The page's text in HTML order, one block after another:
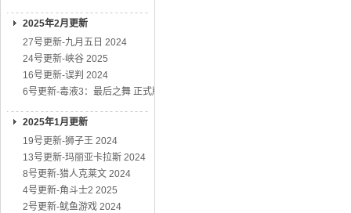
2025年2月更新
27号更新-九月五日 2024
24号更新-峡谷 2025
16号更新-误判 2024
6号更新-毒液3：最后之舞 正式版
2025年1月更新
19号更新-狮子王 2024
13号更新-玛丽亚卡拉斯 2024
8号更新-猎人克莱文 2024
4号更新-角斗士2 2025
2号更新-鱿鱼游戏 2024